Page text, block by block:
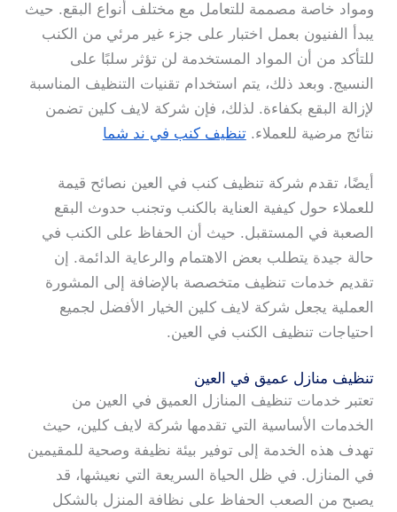
ومواد خاصة مصممة للتعامل مع مختلف أنواع البقع. حيث
يبدأ الفنيون بعمل اختبار على جزء غير مرئي من الكنب
للتأكد من أن المواد المستخدمة لن تؤثر سلبًا على
النسيج. وبعد ذلك، يتم استخدام تقنيات التنظيف المناسبة
لإزالة البقع بكفاءة. لذلك، فإن شركة لايف كلين تضمن
نتائج مرضية للعملاء.تنظيف كنب في ند شما
أيضًا، تقدم شركة تنظيف كنب في العين نصائح قيمة
للعملاء حول كيفية العناية بالكنب وتجنب حدوث البقع
الصعبة في المستقبل. حيث أن الحفاظ على الكنب في
حالة جيدة يتطلب بعض الاهتمام والرعاية الدائمة. إن
تقديم خدمات تنظيف متخصصة بالإضافة إلى المشورة
العملية يجعل شركة لايف كلين الخيار الأفضل لجميع
احتياجات تنظيف الكنب في العين.
تنظيف منازل عميق في العين
تعتبر خدمات تنظيف المنازل العميق في العين من
الخدمات الأساسية التي تقدمها شركة لايف كلين، حيث
تهدف هذه الخدمة إلى توفير بيئة نظيفة وصحية للمقيمين
في المنازل. في ظل الحياة السريعة التي نعيشها، قد
يصبح من الصعب الحفاظ على نظافة المنزل بالشكل